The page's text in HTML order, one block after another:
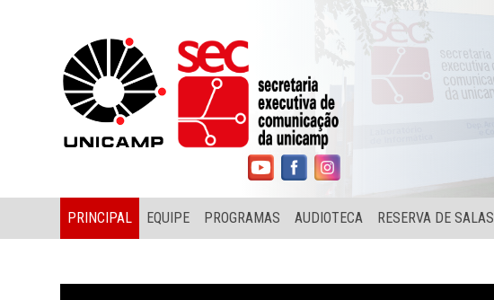
PRINCIPAL EQUIPE PROGRAMAS AUDIOTECA RESERVA DE SALAS